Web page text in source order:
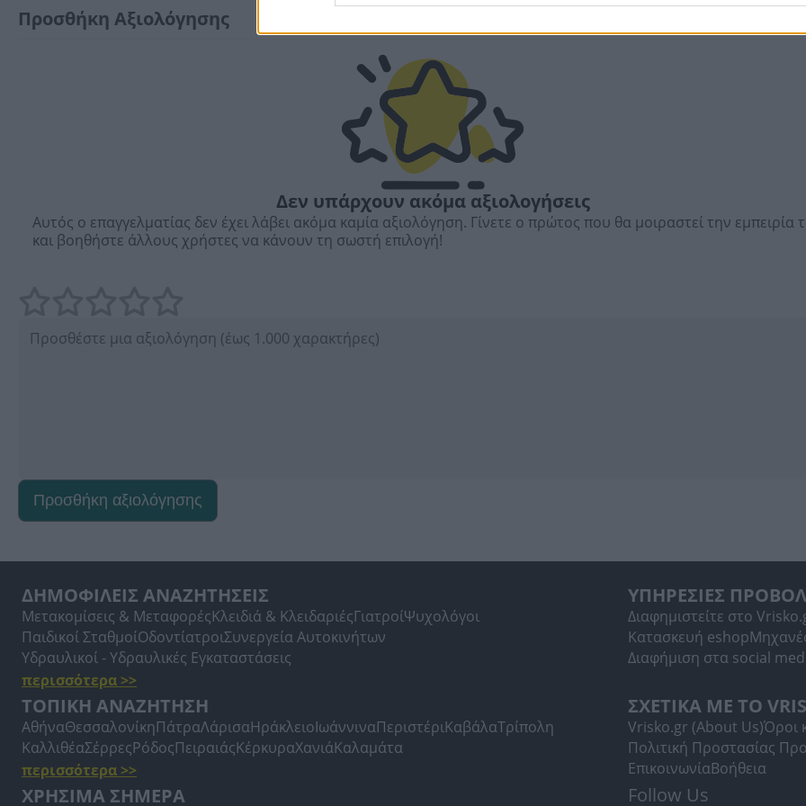
Προσθήκη Αξιολόγησης
Δεν υπάρχουν ακόμα αξιολογήσεις
Αυτός ο επαγγελματίας δεν έχει λάβει ακόμα καμία αξιολόγηση. Γίνετε ο πρώτος που θα μοιραστεί την εμπειρία
και βοηθήστε άλλους χρήστες να κάνουν τη σωστή επιλογή!
Προσθήκη αξιολόγησης
ΔΗΜΟΦΙΛΕΙΣ ΑΝΑΖΗΤΗΣΕΙΣ
Μετακομίσεις & ΜεταφορέςΚλειδιά & ΚλειδαριέςΓιατροίΨυχολόγοι
Παιδικοί ΣταθμοίΟδοντίατροιΣυνεργεία Αυτοκινήτων
Υδραυλικοί - Υδραυλικές Εγκαταστάσεις
περισσότερα >>
ΥΠΗΡΕΣΙΕΣ
Διαφημιστείτε στο
Κατασκευή eshop
Διαφήμιση στα social
ΤΟΠΙΚΗ ΑΝΑΖΗΤΗΣΗ
ΑθήναΘεσσαλονίκηΠάτραΛάρισαΗράκλειοΙωάννιναΠεριστέριΚαβάλαΤρίπολη
ΚαλλιθέαΣέρρεςΡόδοςΠειραιάςΚέρκυραΧανιάΚαλαμάτα
περισσότερα >>
ΣΧΕΤΙΚΑ ΜΕ ΤΟ
Vrisko.gr (About Us)Όροι
Πολιτική Προστασίας
ΕπικοινωνίαΒοήθεια
ΧΡΗΣΙΜΑ ΣΗΜΕΡΑ Follow Us